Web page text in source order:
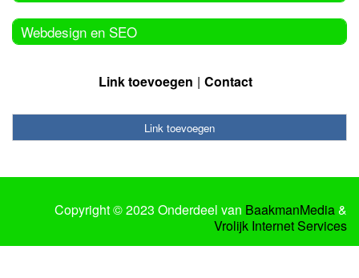
Webdesign en SEO
Link toevoegen Contact
Link toevoegen
Copyright © 2023 Onderdeel van BaakmanMedia&
Vrolijk Internet Services